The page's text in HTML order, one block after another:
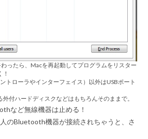
わったら、Macを再起動してプログラムをリスター
トローラやインターフェイス）以外はUSBポート
付ハードディスクなどはもちろんそのままで。
など無線機器は止める！
のBluetooth機器が接続されちゃうと、さ